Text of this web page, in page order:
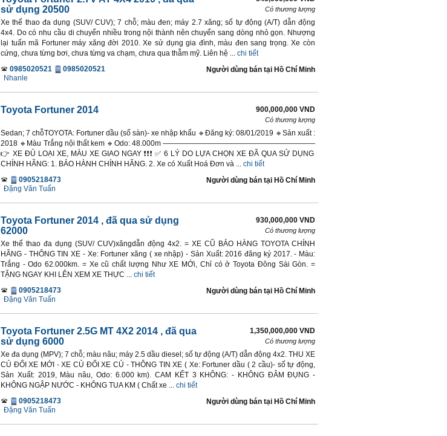
sử dụng 20500
Có thương lượng
Xe thể thao đa dụng (SUV/ CUV); 7 chỗ; màu đen; máy 2.7 xăng; số tự động (A/T) dẫn động
4x4. Do có nhu cầu di chuyển nhiều trong nội thành nên chuyển sang dòng nhỏ gọn. Nhượng
lại tuấn mã Fortuner máy xăng đời 2010. Xe sử dụng gia đình, màu đen sang trọng. Xe còn
cứng, chưa từng bơi, chưa từng va chạm, chưa qua thẫm mỹ. Liên hệ ... chi tiết
0985020521
0985020521
Nhanle
Người dùng bán tại Hồ Chí Minh
Toyota Fortuner 2014 900,000,000 VND
Có thương lượng
Sedan; 7 chỗTOYOTA: Fortuner dầu (số sàn)- xe nhập khẩu 🔹Đăng ký: 08/01/2019 🔹Sản xuất :
2018 🔹Màu Trắng nội thất kem 🔹Odo: 48.000m —————————————————————
👉 XE ĐỦ LOẠI XE, MÀU XE GIAO NGAY ❗️❗️❗️ ✅ 6 LÝ DO LỰA CHỌN XE ĐÃ QUA SỬ DỤNG
CHÍNH HÃNG: 1. BẢO HÀNH CHÍNH HÃNG. 2. Xe có Xuất Hoá Đơn và ... chi tiết
0905218473
Đặng Văn Tuấn
Người dùng bán tại Hồ Chí Minh
Toyota Fortuner 2014 , đã qua sử dụng
62000
930,000,000 VND
Có thương lượng
Xe thể thao đa dụng (SUV/ CUV)xăngdẫn động 4x2. = XE CŨ BẢO HÀNG TOYOTA CHÍNH
HÃNG - THÔNG TIN XE - Xe: Fortuner xăng ( xe nhập) - Sản Xuất: 2016 đăng ký 2017. - Màu:
Trắng - Odo 62.000km. = Xe cũ chất lượng Như XE MỚi, Chỉ có ở Toyota Đông Sài Gòn. =
TẶNG NGAY KHI LÊN XEM XE THỰC ... chi tiết
0905218473
Đặng Văn Tuấn
Người dùng bán tại Hồ Chí Minh
Toyota Fortuner 2.5G MT 4X2 2014 , đã qua
sử dụng 6000
1,350,000,000 VND
Có thương lượng
Xe đa dụng (MPV); 7 chỗ; màu nâu; máy 2.5 dầu diesel; số tự động (A/T) dẫn động 4x2. THU XE
CỦ ĐỔI XE MỚI - XE CỦ ĐỔI XE CỦ - THÔNG TIN XE ( Xe: Fortuner dầu ( 2 cầu)- số tự động,
Sản Xuất: 2019, Màu nâu, Odo: 6.000 km). CAM KẾT 3 KHÔNG: - KHÔNG ĐÂM ĐỤNG -
KHÔNG NGẬP NƯỚC - KHÔNG TUA KM ( Chất xe ... chi tiết
0905218473
Đặng Văn Tuấn
Người dùng bán tại Hồ Chí Minh